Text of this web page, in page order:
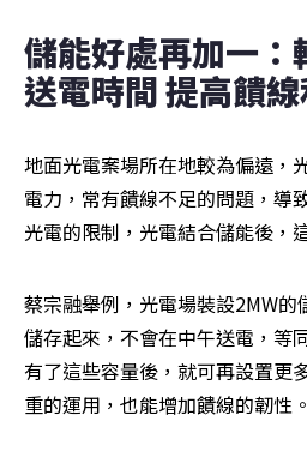
儲能好處再加一：
送電時間 提高饋
地面光電案場所在地較為偏遠，
電力，常有饋線不足的問題，導
光電的限制，光電結合儲能後，
蔡宗融舉例，光電場裝設2MW
儲存起來，不會在中午送電，等
有了這些容量後，就可再設置更
重的運用，也能增加饋線的韌性。